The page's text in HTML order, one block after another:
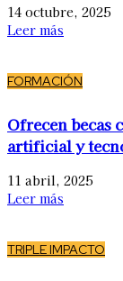
14 octubre, 2025
Leer más
FORMACIÓN
Ofrecen becas
artificial y
11 abril, 2025
Leer más
TRIPLE IMPACTO